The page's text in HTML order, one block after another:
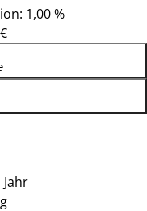
1,00 %